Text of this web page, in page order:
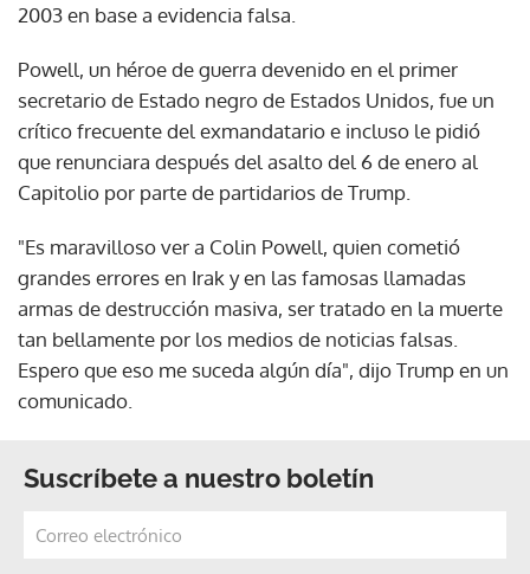
2003 en base a evidencia falsa.
Powell, un héroe de guerra devenido en el primer
secretario de Estado negro de Estados Unidos, fue un
crítico frecuente del exmandatario e incluso le pidió
que renunciara después del asalto del 6 de enero al
Capitolio por parte de partidarios de Trump.
"Es maravilloso ver a Colin Powell, quien cometió
grandes errores en Irak y en las famosas llamadas
armas de destrucción masiva, ser tratado en la muerte
tan bellamente por los medios de noticias falsas.
Espero que eso me suceda algún día", dijo Trump en un
comunicado.
Suscríbete a nuestro boletín